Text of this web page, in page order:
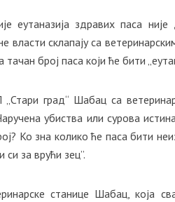
еутаназија здравих паса
власти склапају са
број паса који ће бити
град“ Шабац са
убиства или сурова
Ко зна колико ће паса бити
си за врући зец”.
станице Шабац, која